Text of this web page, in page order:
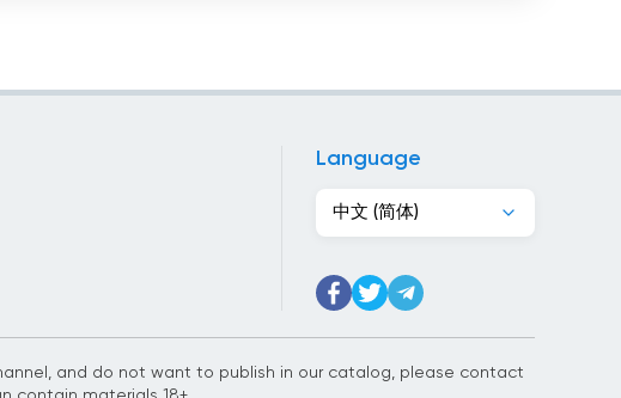
大韩民国
安道尔
尼加拉瓜
Language
中文 (简体)
and do not want to publish in our catalog, please contact